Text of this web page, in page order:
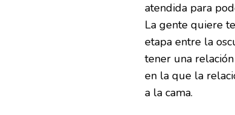
atendida para
La gente quiere
etapa entre la
tener una
en la que la
a la cama.